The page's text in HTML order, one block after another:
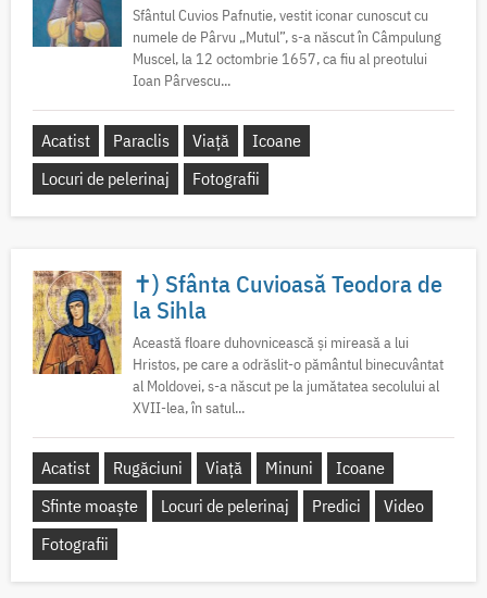
Sfântul Cuvios Pafnutie, vestit iconar cunoscut cu
numele de Pârvu „Mutul”, s-a născut în Câmpulung
Muscel, la 12 octombrie 1657, ca fiu al preotului
Ioan Pârvescu...
Acatist Paraclis Viață
Icoane
Locuri de pelerinaj
Fotografii
✝) Sfânta Cuvioasă Teodora de
la Sihla
Această floare duhovnicească și mireasă a lui
Hristos, pe care a odrăslit-o pământul binecuvântat
al Moldovei, s-a născut pe la jumătatea secolului al
XVII-lea, în satul...
Acatist Rugăciuni Viață Minuni
Icoane
Sfinte moaște
Locuri de pelerinaj Predici
Video
Fotografii